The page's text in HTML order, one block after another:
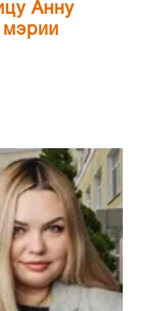
Анну
мэрии